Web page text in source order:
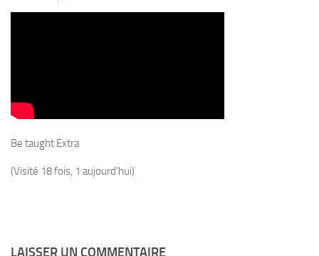
Be taught Extra
(Visité 18 fois, 1 aujourd'hui)
LAISSER UN COMMENTAIRE